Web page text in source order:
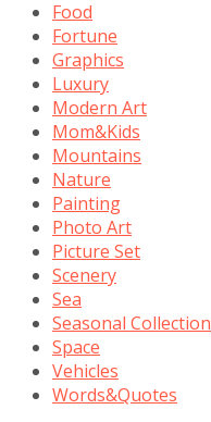
Food
Fortune
Graphics
Luxury
Modern Art
Mom&Kids
Mountains
Nature
Painting
Photo Art
Picture Set
Scenery
Sea
Seasonal Collection
Space
Vehicles
Words&Quotes